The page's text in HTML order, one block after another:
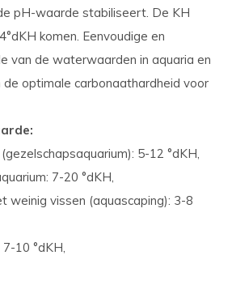
pH-waarde stabiliseert. De KH
komen. Eenvoudige en
van de waterwaarden in aquaria en
de optimale carbonaathardheid voor
5-12 °dKH,
7-20 °dKH,
weinig vissen (aquascaping): 3-8
10 °dKH,